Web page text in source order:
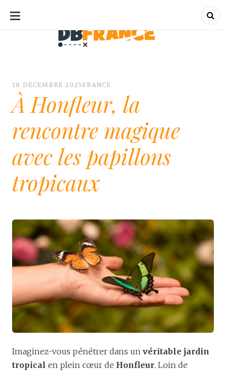
ALLER
CONTENU
dbfrance.fr
18 DÉCEMBRE 2025 FRANCE
À Honfleur, la
rencontre magique
avec les papillons
tropicaux
Imaginez-vous pénétrer dans un véritable jardin
tropical en plein cœur de Honfleur. Loin de